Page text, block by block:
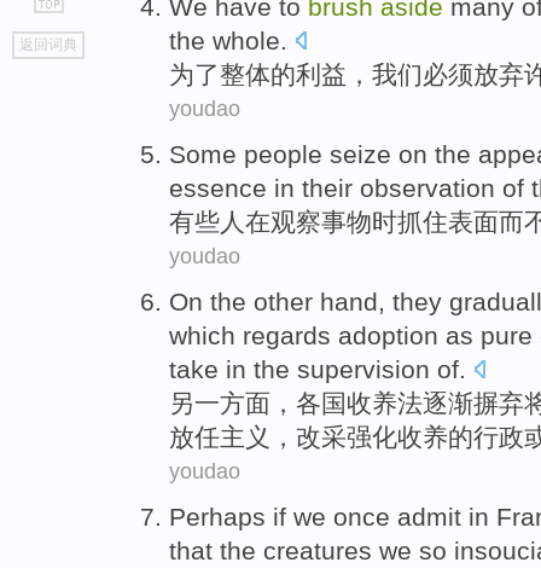
go
top
返回词典
We have to brush aside many
the whole.
为了整体的利益 ， 我们必须放弃
youdao
Some people seize on the
essence in their observation of
有些人 在观察事物时抓住表面而
youdao
On the other hand, they
which regards adoption as pure
take in the supervision of.
另一方面，各国收养法逐渐摒弃
放任主义，改采强化收养的行政
youdao
Perhaps if we once admit in
that the creatures we so